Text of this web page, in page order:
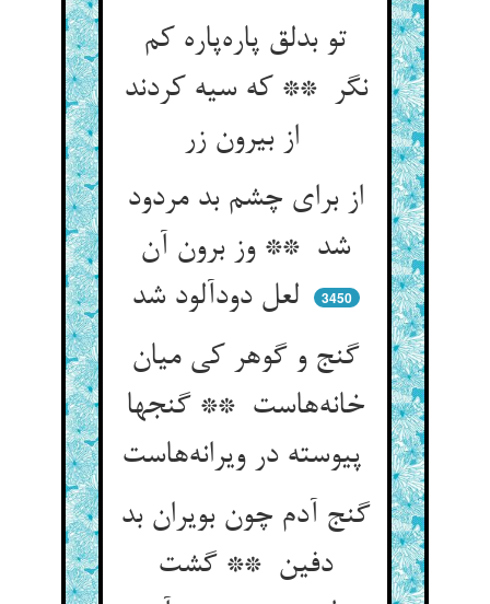
تو بدلق پاره‌پاره کم
نگر ** که سیه کردند
از بیرون زر
از برای چشم بد مردود
شد ** وز برون آن
لعل دودآلود شد
3450
گنج و گوهر کی میان
خانه‌هاست ** گنجها
پیوسته در ویرانه‌هاست
گنج آدم چون بویران بد
دفین ** گشت